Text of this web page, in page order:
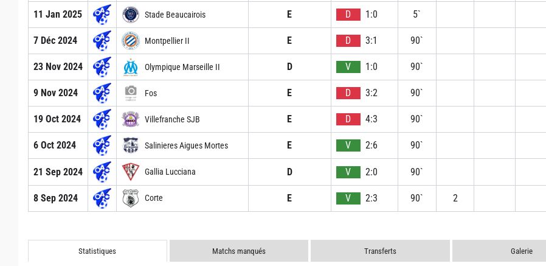
11 Jan 2025 Stade Beaucairois E D 1:0 5`
7 Déc 2024 Montpellier II E D 3:1 90`
23 Nov 2024 Olympique Marseille II D V 1:0 90`
9 Nov 2024 Fos E D 3:2 90`
19 Oct 2024 Villefranche SJB E D 4:3 90`
6 Oct 2024 Salinieres Aigues Mortes E V 2:6 90`
21 Sep 2024 Gallia Lucciana D V 2:0 90`
8 Sep 2024 Corte E V 2:3 90` 2
Statistiques Matchs manqués Transferts Galerie